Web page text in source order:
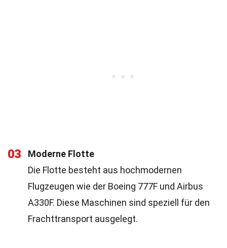
03
Moderne Flotte
Die Flotte besteht aus hochmodernen
Flugzeugen wie der Boeing 777F und Airbus
A330F. Diese Maschinen sind speziell für den
Frachttransport ausgelegt.